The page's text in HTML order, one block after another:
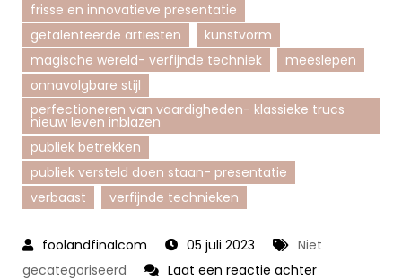
frisse en innovatieve presentatie
getalenteerde artiesten
kunstvorm
magische wereld- verfijnde techniek
meeslepen
onnavolgbare stijl
perfectioneren van vaardigheden- klassieke trucs
nieuw leven inblazen
publiek betrekken
publiek versteld doen staan- presentatie
verbaast
verfijnde technieken
05 juli 2023
Niet
gecategoriseerd
Laat een reactie achterop